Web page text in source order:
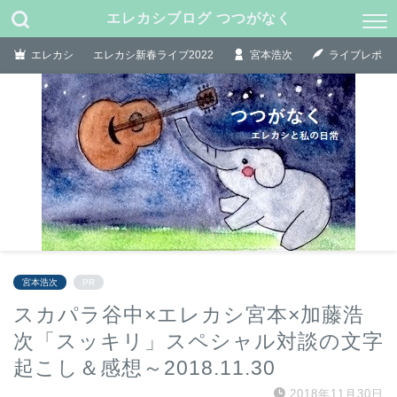
エレカシブログ つつがなく
エレカシ エレカシ新春ライブ2022 宮本浩次 ライブレポ
宮本浩次 PR
スカパラ谷中×エレカシ宮本×加藤浩
次「スッキリ」スペシャル対談の文字
起こし＆感想～2018.11.30
2018年11月30日